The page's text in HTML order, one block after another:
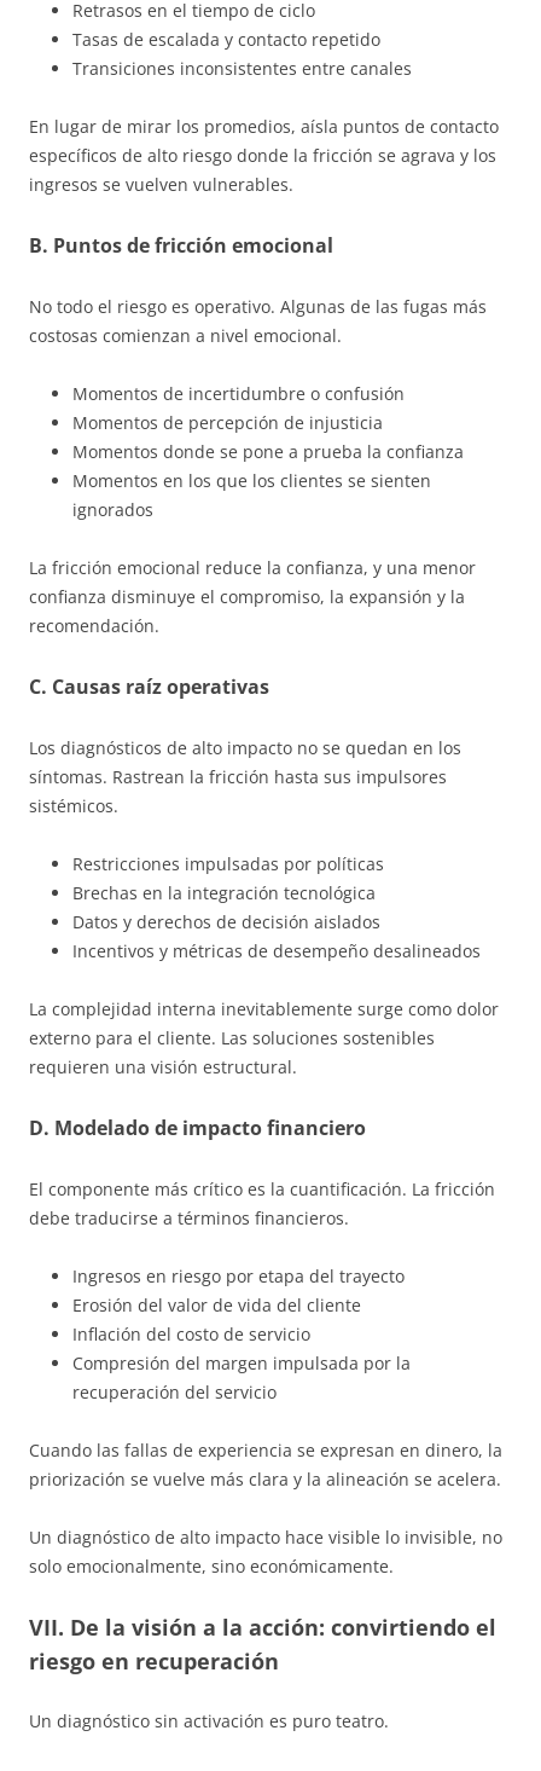
Retrasos en el tiempo de ciclo
Tasas de escalada y contacto repetido
Transiciones inconsistentes entre canales
En lugar de mirar los promedios, aísla puntos de contacto
específicos de alto riesgo donde la fricción se agrava y los
ingresos se vuelven vulnerables.
B. Puntos de fricción emocional
No todo el riesgo es operativo. Algunas de las fugas más
costosas comienzan a nivel emocional.
Momentos de incertidumbre o confusión
Momentos de percepción de injusticia
Momentos donde se pone a prueba la confianza
Momentos en los que los clientes se sienten
ignorados
La fricción emocional reduce la confianza, y una menor
confianza disminuye el compromiso, la expansión y la
recomendación.
C. Causas raíz operativas
Los diagnósticos de alto impacto no se quedan en los
síntomas. Rastrean la fricción hasta sus impulsores
sistémicos.
Restricciones impulsadas por políticas
Brechas en la integración tecnológica
Datos y derechos de decisión aislados
Incentivos y métricas de desempeño desalineados
La complejidad interna inevitablemente surge como dolor
externo para el cliente. Las soluciones sostenibles
requieren una visión estructural.
D. Modelado de impacto financiero
El componente más crítico es la cuantificación. La fricción
debe traducirse a términos financieros.
Ingresos en riesgo por etapa del trayecto
Erosión del valor de vida del cliente
Inflación del costo de servicio
Compresión del margen impulsada por la
recuperación del servicio
Cuando las fallas de experiencia se expresan en dinero, la
priorización se vuelve más clara y la alineación se acelera.
Un diagnóstico de alto impacto hace visible lo invisible, no
solo emocionalmente, sino económicamente.
VII. De la visión a la acción: convirtiendo el
riesgo en recuperación
Un diagnóstico sin activación es puro teatro.